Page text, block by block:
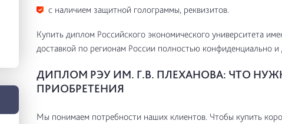
с наличием защитной голограммы, реквизитов.
Купить диплом Российского экономического университета
доставкой по регионам России полностью конфиденциально и
ДИПЛОМ РЭУ ИМ. Г.В. ПЛЕХАНОВА: ЧТО
ПРИОБРЕТЕНИЯ
Мы понимаем потребности наших клиентов. Чтобы купить